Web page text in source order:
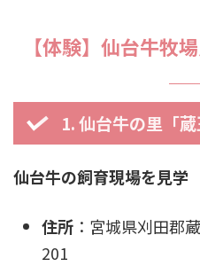
【体験】仙台牛牧
1. 仙台牛の里「蔵
仙台牛の飼育現場を見学
住所 ：宮城県刈田郡
201